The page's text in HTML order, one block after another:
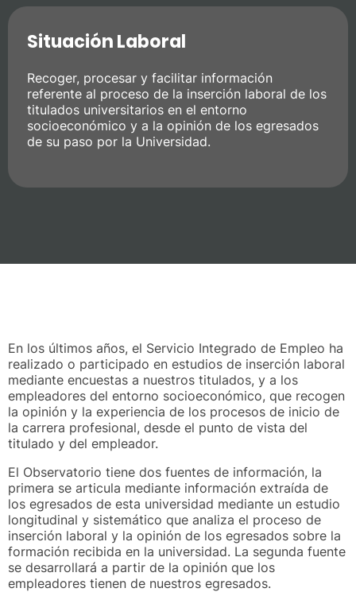
Situación Laboral
Recoger, procesar y facilitar información
referente al proceso de la inserción laboral de los
titulados universitarios en el entorno
socioeconómico y a la opinión de los egresados
de su paso por la Universidad.
En los últimos años, el Servicio Integrado de Empleo ha
realizado o participado en estudios de inserción laboral
mediante encuestas a nuestros titulados, y a los
empleadores del entorno socioeconómico, que recogen
la opinión y la experiencia de los procesos de inicio de
la carrera profesional, desde el punto de vista del
titulado y del empleador.
El Observatorio tiene dos fuentes de información, la
primera se articula mediante información extraída de
los egresados de esta universidad mediante un estudio
longitudinal y sistemático que analiza el proceso de
inserción laboral y la opinión de los egresados sobre la
formación recibida en la universidad. La segunda fuente
se desarrollará a partir de la opinión que los
empleadores tienen de nuestros egresados.